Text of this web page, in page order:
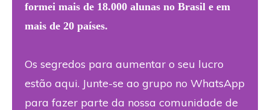
formei mais de 18.000 alunas no Brasil e em
mais de 20 países.
Os segredos para aumentar o seu lucro
estão aqui. Junte-se ao grupo no WhatsApp
para fazer parte da nossa comunidade de